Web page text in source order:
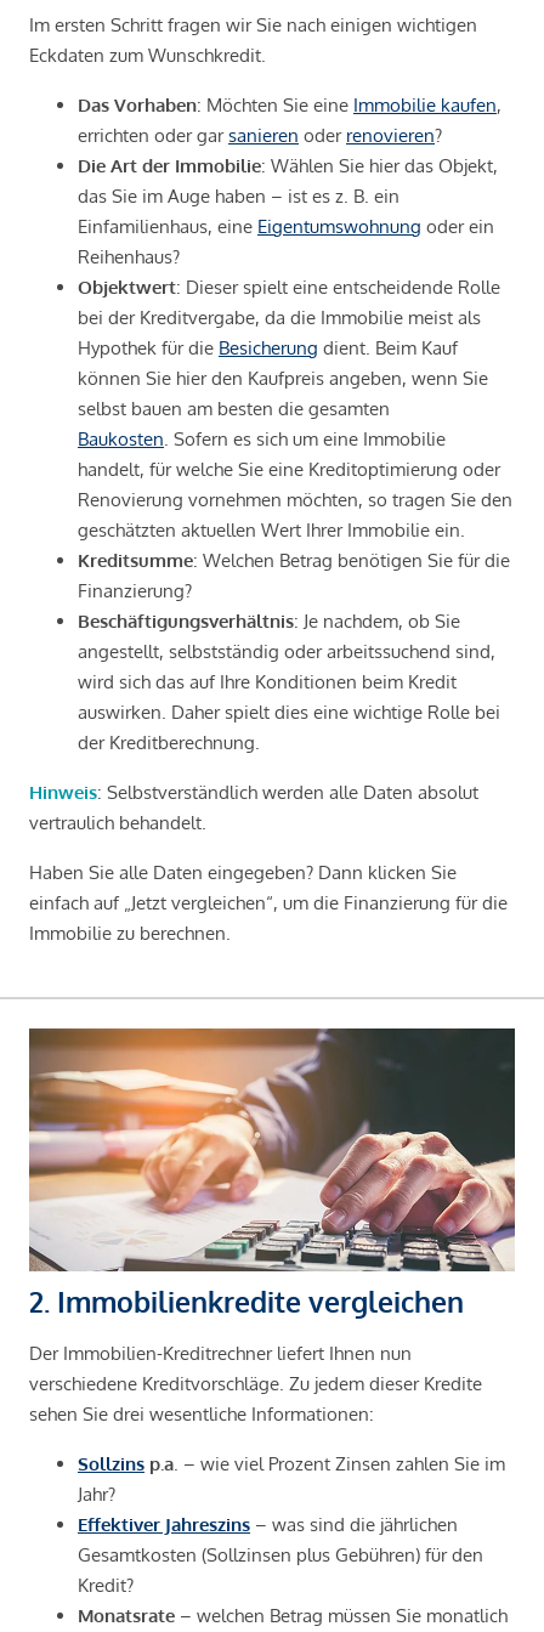
Im ersten Schritt fragen wir Sie nach einigen wichtigen
Eckdaten zum Wunschkredit.
Das Vorhaben: Möchten Sie eine Immobilie kaufen,
errichten oder garsanieren oder renovieren?
Die Art der Immobilie: Wählen Sie hier das Objekt,
das Sie im Auge haben – ist es z. B. ein
Einfamilienhaus, eine Eigentumswohnung oder ein
Reihenhaus?
Objektwert: Dieser spielt eine entscheidende Rolle
bei der Kreditvergabe, da die Immobilie meist als
Hypothek für die Besicherung dient. Beim Kauf
können Sie hier den Kaufpreis angeben, wenn Sie
selbst bauen am besten die gesamten
Baukosten . Sofern es sich um eine Immobilie
handelt, für welche Sie eine Kreditoptimierung oder
Renovierung vornehmen möchten, so tragen Sie den
geschätzten aktuellen Wert Ihrer Immobilie ein.
Kreditsumme: Welchen Betrag benötigen Sie für die
Finanzierung?
Beschäftigungsverhältnis: Je nachdem, ob Sie
angestellt, selbstständig oder arbeitssuchend sind,
wird sich das auf Ihre Konditionen beim Kredit
auswirken. Daher spielt dies eine wichtige Rolle bei
der Kreditberechnung.
Hinweis: Selbstverständlich werden alle Daten absolut
vertraulich behandelt.
Haben Sie alle Daten eingegeben? Dann klicken Sie
einfach auf „Jetzt vergleichen“, um die Finanzierung für die
Immobilie zu berechnen.
2. Immobilienkredite vergleichen
Der Immobilien-Kreditrechner liefert Ihnen nun
verschiedene Kreditvorschläge. Zu jedem dieser Kredite
sehen Sie drei wesentliche Informationen:
Sollzins p.a . – wie viel Prozent Zinsen zahlen Sie im
Jahr?
Effektiver Jahreszins – was sind die jährlichen
Gesamtkosten (Sollzinsen plus Gebühren) für den
Kredit?
Monatsrate – welchen Betrag müssen Sie monatlich